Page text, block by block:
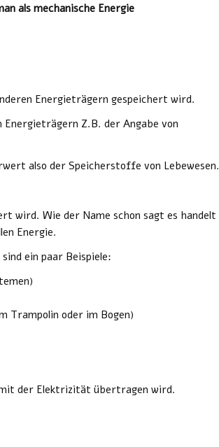
als mechanische Energie
Energieträgern gespeichert wird.
Z.B. der Angabe von
also der Speicherstoffe von Lebewesen.
wird. Wie der Name schon sagt es handelt
Energie.
ein paar Beispiele:
Trampolin oder im Bogen)
der Elektrizität übertragen wird.